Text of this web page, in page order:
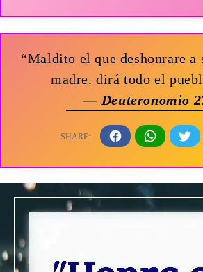
“Maldito el que deshonrare a
madre. dirá todo el
— Deuteronomio